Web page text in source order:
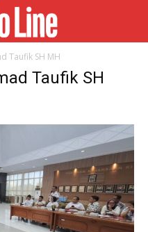
Taufik SH MH
Taufik SH